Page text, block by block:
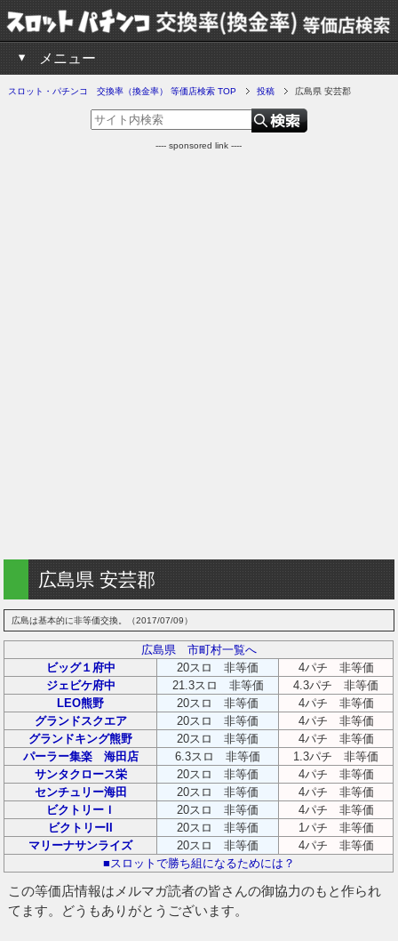
メニュー
スロット・パチンコ 交換率（換金率） 等価店検索 TOP 投稿 広島県 安芸郡
---- sponsored link ----
広島県 安芸郡
広島は基本的に非等価交換。（2017/07/09）
広島県 市町村一覧へ
ビッグ１府中
20スロ 非等価
4パチ 非等価
ジェビケ府中
21.3スロ 非等価
4.3パチ 非等価
LEO熊野
20スロ 非等価
4パチ 非等価
グランドスクエア
20スロ 非等価
4パチ 非等価
グランドキング熊野
20スロ 非等価
4パチ 非等価
パーラー集楽 海田店
6.3スロ 非等価
1.3パチ 非等価
サンタクロース栄
20スロ 非等価
4パチ 非等価
センチュリー海田
20スロ 非等価
4パチ 非等価
ビクトリーＩ
20スロ 非等価
4パチ 非等価
ビクトリーII
20スロ 非等価
1パチ 非等価
マリーナサンライズ
20スロ 非等価
4パチ 非等価
■スロットで勝ち組になるためには？
この等価店情報はメルマガ読者の皆さんの御協力のもと作られ
てます。どうもありがとうございます。